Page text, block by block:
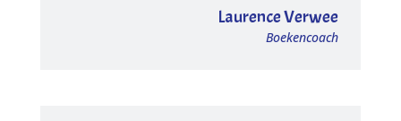
Laurence Verwee
Boekencoach